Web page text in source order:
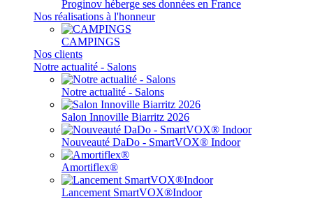
Proginov héberge ses données en France
Nos réalisations à l'honneur
CAMPINGS
Nos clients
Notre actualité - Salons
Notre actualité - Salons
Salon Innoville Biarritz 2026
Nouveauté DaDo - SmartVOX® Indoor
Amortiflex®
Lancement SmartVOX®Indoor